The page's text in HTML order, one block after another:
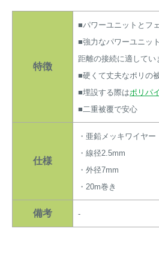
特徴
■パワーユニットとフ
■強力なパワーユニッ
距離の接続に適してい
■硬くて丈夫なポリの
■埋設する際はポリパ
■二重被覆で安心
仕様
・亜鉛メッキワイヤー
・線径2.5mm
・外径7mm
・20m巻き
備考 -
閉じる